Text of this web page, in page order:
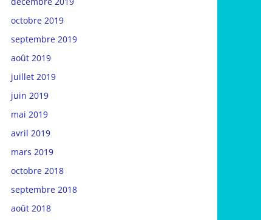
octobre 2019
septembre 2019
août 2019
juillet 2019
juin 2019
mai 2019
avril 2019
mars 2019
octobre 2018
septembre 2018
août 2018